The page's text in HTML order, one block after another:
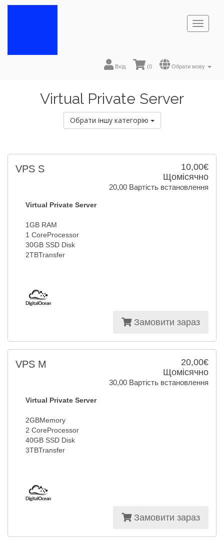
Toggle
Обрати мову
(0
Вхід
Virtual Private Server
Обрати іншу категорію
10,00€
Щомісячно
20,00 Вартість встановлення
VPS S
Virtual Private Server
1GB RAM
1 CoreProcessor
30GB SSD Disk
2TBTransfer
Замовити зараз
20,00€
Щомісячно
30,00 Вартість встановлення
VPS M
Virtual Private Server
2GBMemory
2 CoreProcessor
40GB SSD Disk
3TBTransfer
Замовити зараз